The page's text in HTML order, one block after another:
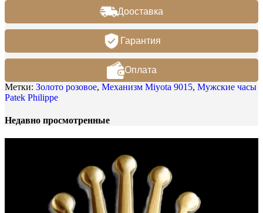
Дооставка
Гарантия
Оплата
Метки: Золото розовое, Механизм Miyota 9015, Мужские часы
Patek Philippe
Недавно просмотренные